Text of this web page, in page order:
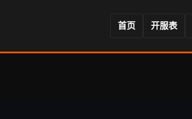
首页 开服表